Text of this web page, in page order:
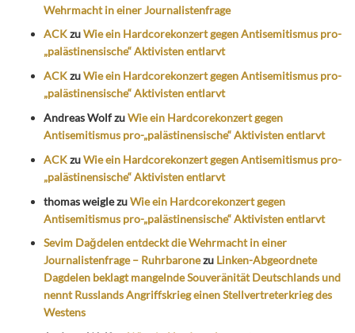
Wehrmacht in einer Journalistenfrage
ACKzuWie ein Hardcorekonzert gegen Antisemitismus pro-
„palästinensische“ Aktivisten entlarvt
ACKzuWie ein Hardcorekonzert gegen Antisemitismus pro-
„palästinensische“ Aktivisten entlarvt
Andreas WolfzuWie ein Hardcorekonzert gegen
Antisemitismus pro-„palästinensische“ Aktivisten entlarvt
ACKzuWie ein Hardcorekonzert gegen Antisemitismus pro-
„palästinensische“ Aktivisten entlarvt
thomas weiglezuWie ein Hardcorekonzert gegen
Antisemitismus pro-„palästinensische“ Aktivisten entlarvt
Sevim Dağdelen entdeckt die Wehrmacht in einer
Journalistenfrage – Ruhrbaronezu Linken-Abgeordnete
Dagdelen beklagt mangelnde Souveränität Deutschlands und
nennt Russlands Angriffskrieg einen Stellvertreterkrieg des
Westens